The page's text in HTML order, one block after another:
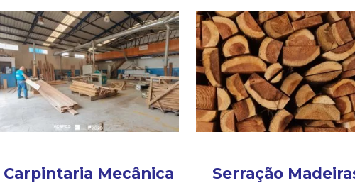
Carpintaria Mecânica Serração